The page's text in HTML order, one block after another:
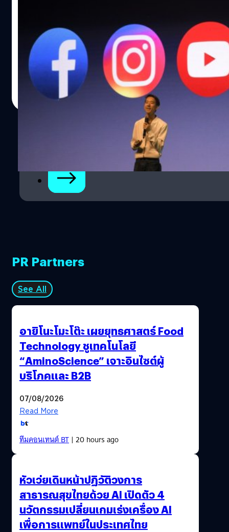
กลุ่มผู้ใช้งานพรีเดเตอร์และพบว่านอกจากกลุ่มเกมเมอร์แล้ว
ยังมีกลุ่มที่ทำงานทางด้านการผลิตงานคอนเทนต์ต่างๆ ที่ใช้งา
นพรีเดเตอร์ในการทำงานสร้างผลงานด้านดิจิทัลคอนเทนต์
ต่างๆ[/su_quote] ในงานเปิดตัวได้จัดให้มีพาเนลพูดคุยเกี่ยว
กับประสบการณ์การใช้เครื่อง ConceptD โดยมีชล วจนานนท์
บรรณาธิการบริหารของแบไต๋เป็นผู้ดำเนินรายการ ซึ่งตัวแทน
จาก Imagimax Studio ยกให้เรื่องสีเป็นสำคัญ ซึ่ง ConceptD
มีจุดเด่นเรื่องนี้ สามารถแสดงสีสันได้ตรงด้วยค่า DeltaE
สูงสุด <1 นอกจากนี้ดีไซน์เครื่องยังเรียบหรู ซึ่งเมื่อก่อนถ้าใช้
เป็นเครื่อง Gaming มาทำงาน ดีไซน์เครื่องจะหลุดจากความ
ต้องการของดีไซเนอร์ไป ส่วนตัวแทนจาก…
เทนต์ให้ปัง ตามโลกให้ทัน!
อีก 1 งานที่น่าสนใจประจำปี กับ iCreator Conference 2019
ซึ่งจัดขึ้นโดย RAiNMaker (เรนเมคเกอร์) เว็บไซต์สำหรับคน
ทำคอนเทนต์ยุคใหม่ นำโดยคุณขจร เจียรนัยพานิชย์ ผู้บริหาร
บริษัท เดอะซีโร่ พับลิชชิ่ง จำกัด (The Zero Publishing)
เจ้าของเว็บไซต์ชื่อดังอย่าง Mango Zero, Parents One,
Thumbsup in Thailand, GG2 และ RAiNMaker ขึ้นกล่าว
ระหว่างการเปิดงาน iCreator Conference 2019 ว่า คนไทยมี
การใช้ Social Media มากเป็นอันดับต้นๆ ของโลก จากข้อมูล
ของ We Are Social ที่ระบุว่า ประเทศไทยมีการใช้งาน
อินเทอร์เน็ตผ่านทางโทรศัพท์มือถือมากที่สุดในโลก เฉลี่ยอยู่ที่
5 ชั่วโมง 13 นาทีต่อวัน เมื่อเทียบกับค่าเฉลี่ยการใช้งานของทั่ว
Totsapon Kritsadangphorn | 2465 days ago
Read More
PR Partners
See All
อายิโนะโมะโต๊ะ เผยยุทธศาสตร์ Food
Technology ชูเทคโนโลยี
“AminoScience” เจาะอินไซต์ผู้
บริโภคและ B2B
07/08/2026
Read More
ทีมคอนเทนต์ BT| 20 hours ago
หัวเว่ยเดินหน้าปฏิวัติวงการ
สาธารณสุขไทยด้วย AI เปิดตัว 4
นวัตกรรมเปลี่ยนเกมเร่งเครื่อง AI
เพื่อการแพทย์ในประเทศไทย